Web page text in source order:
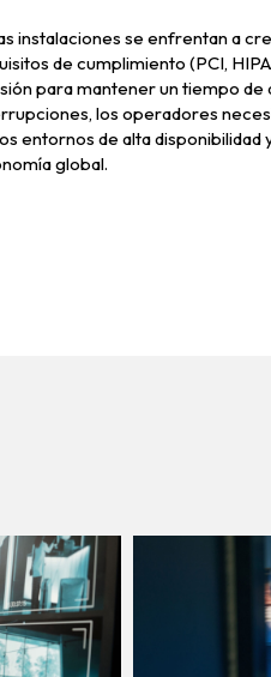
instalaciones se enfrentan a
de cumplimiento (PCI,
para mantener un tiempo
los operadores
entornos de alta disponibilidad
global.